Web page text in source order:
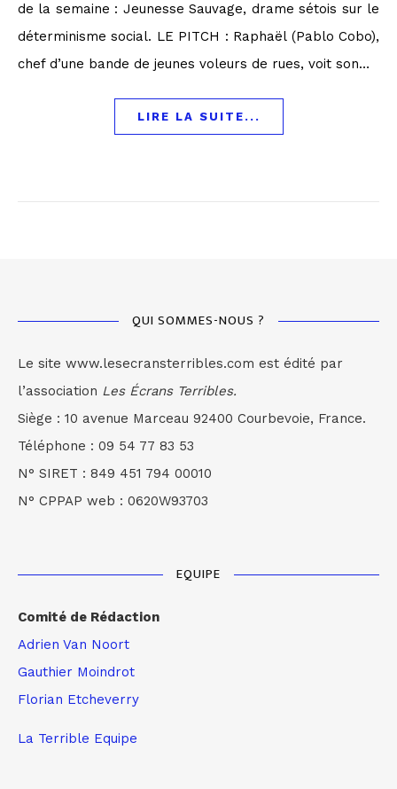
de la semaine : Jeunesse Sauvage, drame sétois sur le
déterminisme social. LE PITCH : Raphaël (Pablo Cobo),
chef d’une bande de jeunes voleurs de rues, voit son…
LIRE LA SUITE...
QUI SOMMES-NOUS ?
Le site www.lesecransterribles.com est édité par
l’association Les Écrans Terribles.
Siège : 10 avenue Marceau 92400 Courbevoie, France.
Téléphone : 09 54 77 83 53
N° SIRET : 849 451 794 00010
N° CPPAP web : 0620W93703
EQUIPE
Comité de Rédaction
Adrien Van Noort
Gauthier Moindrot
Florian Etcheverry
La Terrible Equipe